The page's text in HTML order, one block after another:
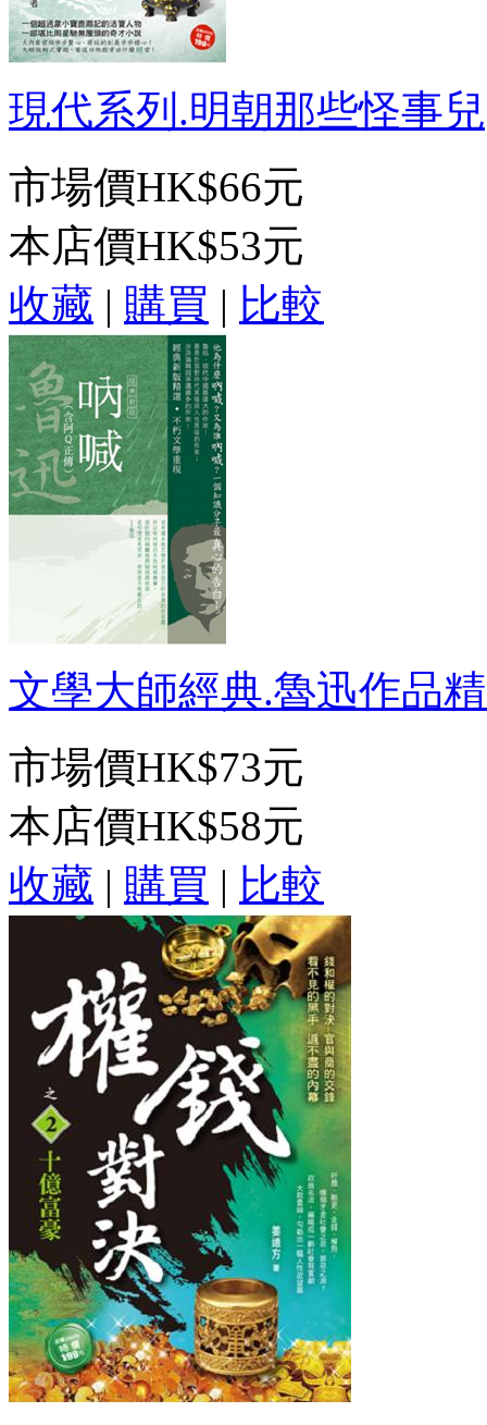
現代系列.明朝那些怪事
市場價HK$66元
本店價HK$53元
收藏 | 購買 | 比較
文學大師經典.魯迅作品
市場價HK$73元
本店價HK$58元
收藏 | 購買 | 比較